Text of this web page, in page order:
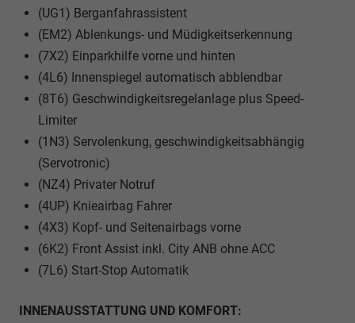
(UG1) Berganfahrassistent
(EM2) Ablenkungs- und Müdigkeitserkennung
(7X2) Einparkhilfe vorne und hinten
(4L6) Innenspiegel automatisch abblendbar
(8T6) Geschwindigkeitsregelanlage plus Speed-
Limiter
(1N3) Servolenkung, geschwindigkeitsabhängig
(Servotronic)
(NZ4) Privater Notruf
(4UP) Knieairbag Fahrer
(4X3) Kopf- und Seitenairbags vorne
(6K2) Front Assist inkl. City ANB ohne ACC
(7L6) Start-Stop Automatik
INNENAUSSTATTUNG UND KOMFORT: